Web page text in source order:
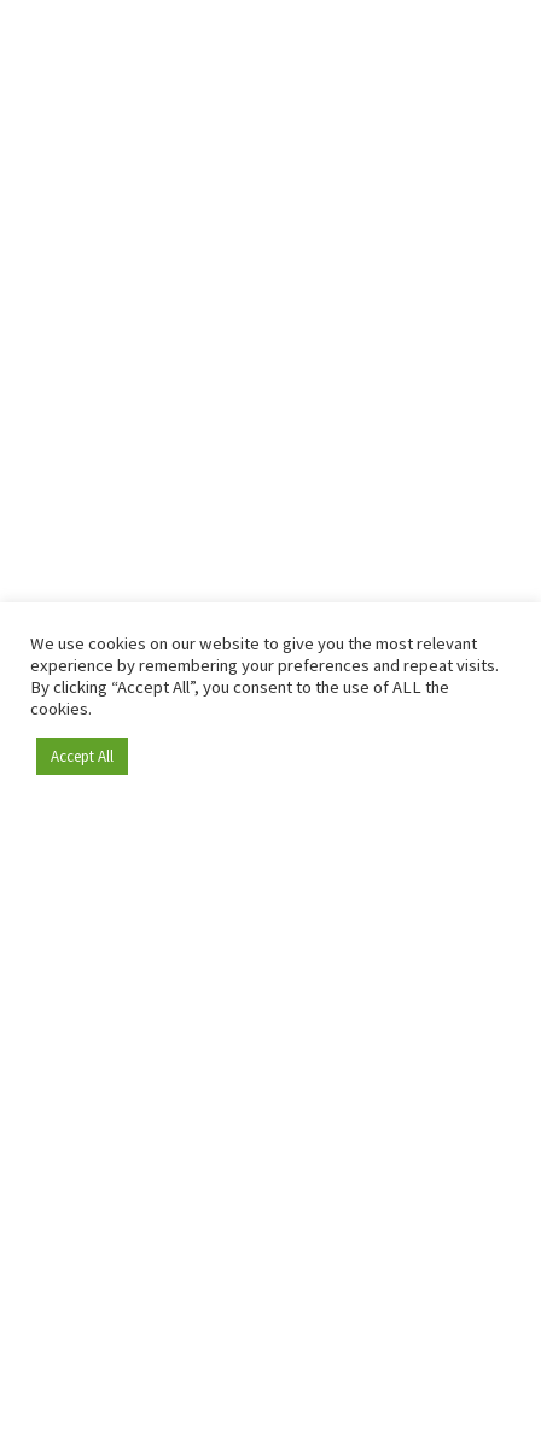
We use cookies on our website to give you the most relevant
experience by remembering your preferences and repeat visits.
By clicking “Accept All”, you consent to the use of ALL the
cookies.
Accept All